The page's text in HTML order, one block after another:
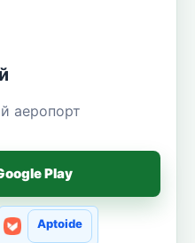
аеропорт
Play
Aptoide